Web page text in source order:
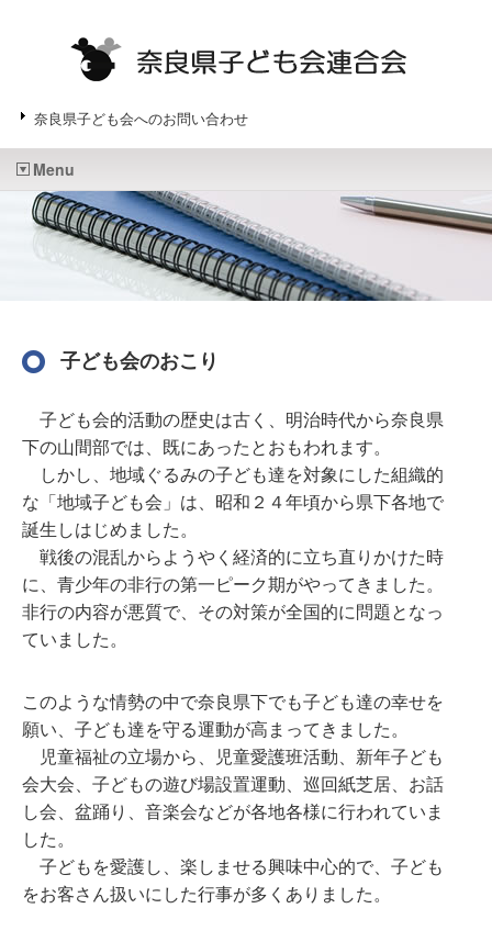
奈良県子ども会へのお問い合わせ
Menu
子ども会のおこり
子ども会的活動の歴史は古く、明治時代から奈良県
下の山間部では、既にあったとおもわれます。
しかし、地域ぐるみの子ども達を対象にした組織的
な「地域子ども会」は、昭和２４年頃から県下各地で
誕生しはじめました。
戦後の混乱からようやく経済的に立ち直りかけた時
に、青少年の非行の第一ピーク期がやってきました。
非行の内容が悪質で、その対策が全国的に問題となっ
ていました。
このような情勢の中で奈良県下でも子ども達の幸せを
願い、子ども達を守る運動が高まってきました。
児童福祉の立場から、児童愛護班活動、新年子ども
会大会、子どもの遊び場設置運動、巡回紙芝居、お話
し会、盆踊り、音楽会などが各地各様に行われていま
した。
子どもを愛護し、楽しませる興味中心的で、子ども
をお客さん扱いにした行事が多くありました。